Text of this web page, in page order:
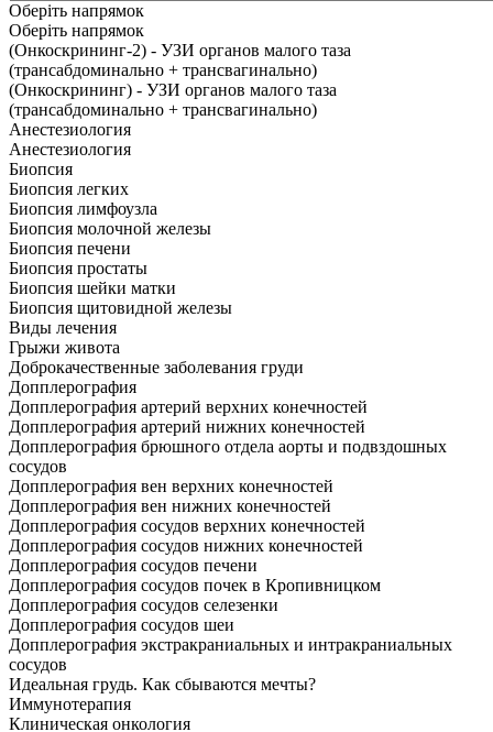
Оберіть напрямок
Оберіть напрямок
(Онкоскрининг-2) - УЗИ органов малого таза
(трансабдоминально + трансвагинально)
(Онкоскрининг) - УЗИ органов малого таза
(трансабдоминально + трансвагинально)
Анестезиология
Анестезиология
Биопсия
Биопсия легких
Биопсия лимфоузла
Биопсия молочной железы
Биопсия печени
Биопсия простаты
Биопсия шейки матки
Биопсия щитовидной железы
Виды лечения
Грыжи живота
Доброкачественные заболевания груди
Допплерография
Допплерография артерий верхних конечностей
Допплерография артерий нижних конечностей
Допплерография брюшного отдела аорты и подвздошных
сосудов
Допплерография вен верхних конечностей
Допплерография вен нижних конечностей
Допплерография сосудов верхних конечностей
Допплерография сосудов нижних конечностей
Допплерография сосудов печени
Допплерография сосудов почек в Кропивницком
Допплерография сосудов селезенки
Допплерография сосудов шеи
Допплерография экстракраниальных и интракраниальных
сосудов
Идеальная грудь. Как сбываются мечты?
Иммунотерапия
Клиническая онкология